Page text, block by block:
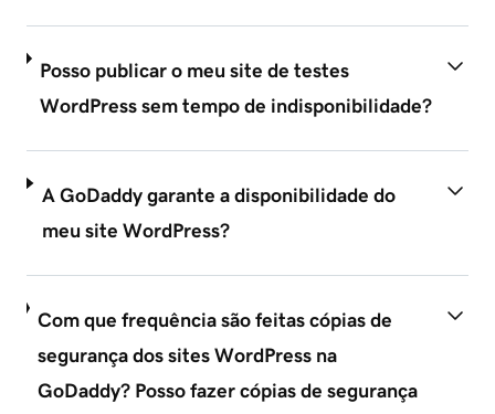
Posso publicar o meu site de testes
WordPress sem tempo de indisponibilidade?
A GoDaddy garante a disponibilidade do
meu site WordPress?
Com que frequência são feitas cópias de
segurança dos sites WordPress na
GoDaddy? Posso fazer cópias de segurança